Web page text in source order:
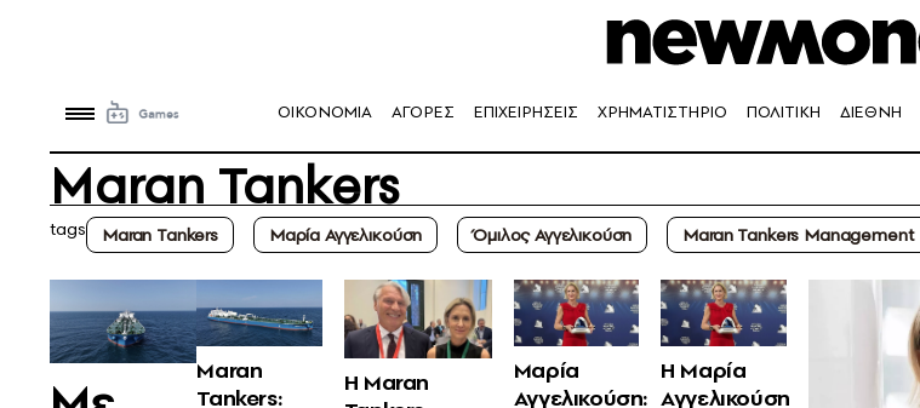
OIKONOMIA ΑΓΟΡΕΣ ΕΠΙΧΕΙΡΗΣΕΙΣ ΧΡΗΜΑΤΙΣΤΗΡΙΟ ΠΟΛΙΤΙΚΗ ΔΙΕΘΝΗ
Maran Tankers
tags Maran Tankers Μαρία Αγγελικούση Όμιλος Αγγελικούση Maran Tankers Management
Maran
Tankers:
Η Maran
Μαρία
Αγγελικούση:
Η Μαρία
Αγγελικούση